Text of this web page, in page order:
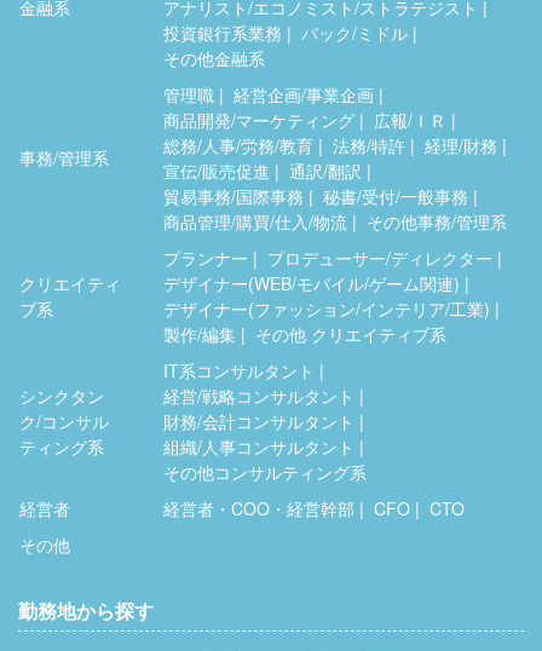
金融系
アナリスト/エコノミスト/ストラテジスト
投資銀行系業務
バック/ミドル
その他金融系
事務/管理系
管理職
経営企画/事業企画
商品開発/マーケティング
広報/ＩＲ
総務/人事/労務/教育
法務/特許
経理/財務
宣伝/販売促進
通訳/翻訳
貿易事務/国際事務
秘書/受付/一般事務
商品管理/購買/仕入/物流
その他事務/管理系
クリエイティ
ブ系
プランナー
プロデューサー/ディレクター
デザイナー(WEB/モバイル/ゲーム関連)
デザイナー(ファッション/インテリア/工業)
製作/編集
その他 クリエイティブ系
シンクタン
ク/コンサル
ティング系
IT系コンサルタント
経営/戦略コンサルタント
財務/会計コンサルタント
組織/人事コンサルタント
その他コンサルティング系
経営者
経営者・COO・経営幹部 CFO
CTO
その他
勤務地から探す